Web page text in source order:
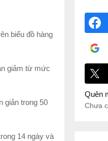
biểu đồ hàng
giảm từ mức
giản trong 50
14 ngày và
Quên
Chưa